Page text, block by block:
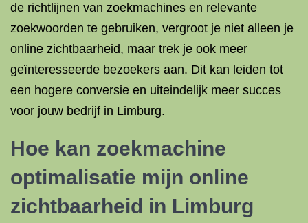
de richtlijnen van zoekmachines en relevante
zoekwoorden te gebruiken, vergroot je niet alleen je
online zichtbaarheid, maar trek je ook meer
geïnteresseerde bezoekers aan. Dit kan leiden tot
een hogere conversie en uiteindelijk meer succes
voor jouw bedrijf in Limburg.
Hoe kan zoekmachine
optimalisatie mijn online
zichtbaarheid in Limburg